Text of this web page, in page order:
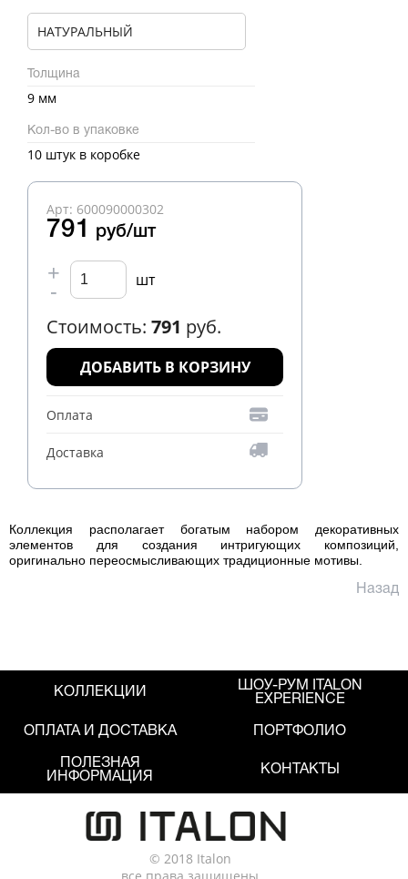
НАТУРАЛЬНЫЙ
Толщина
9 мм
Кол-во в упаковке
10 штук в коробке
Арт: 600090000302
791 руб/шт
+
- шт
Стоимость: 791 руб.
ДОБАВИТЬ В КОРЗИНУ
Оплата
Доставка
Коллекция располагает богатым набором декоративных
элементов для создания интригующих композиций,
оригинально переосмысливающих традиционные мотивы.
Назад
КОЛЛЕКЦИИ
ШОУ-РУМ ITALON
EXPERIENCE
ОПЛАТА И ДОСТАВКА ПОРТФОЛИО
ПОЛЕЗНАЯ
ИНФОРМАЦИЯ
КОНТАКТЫ
© 2018 Italon